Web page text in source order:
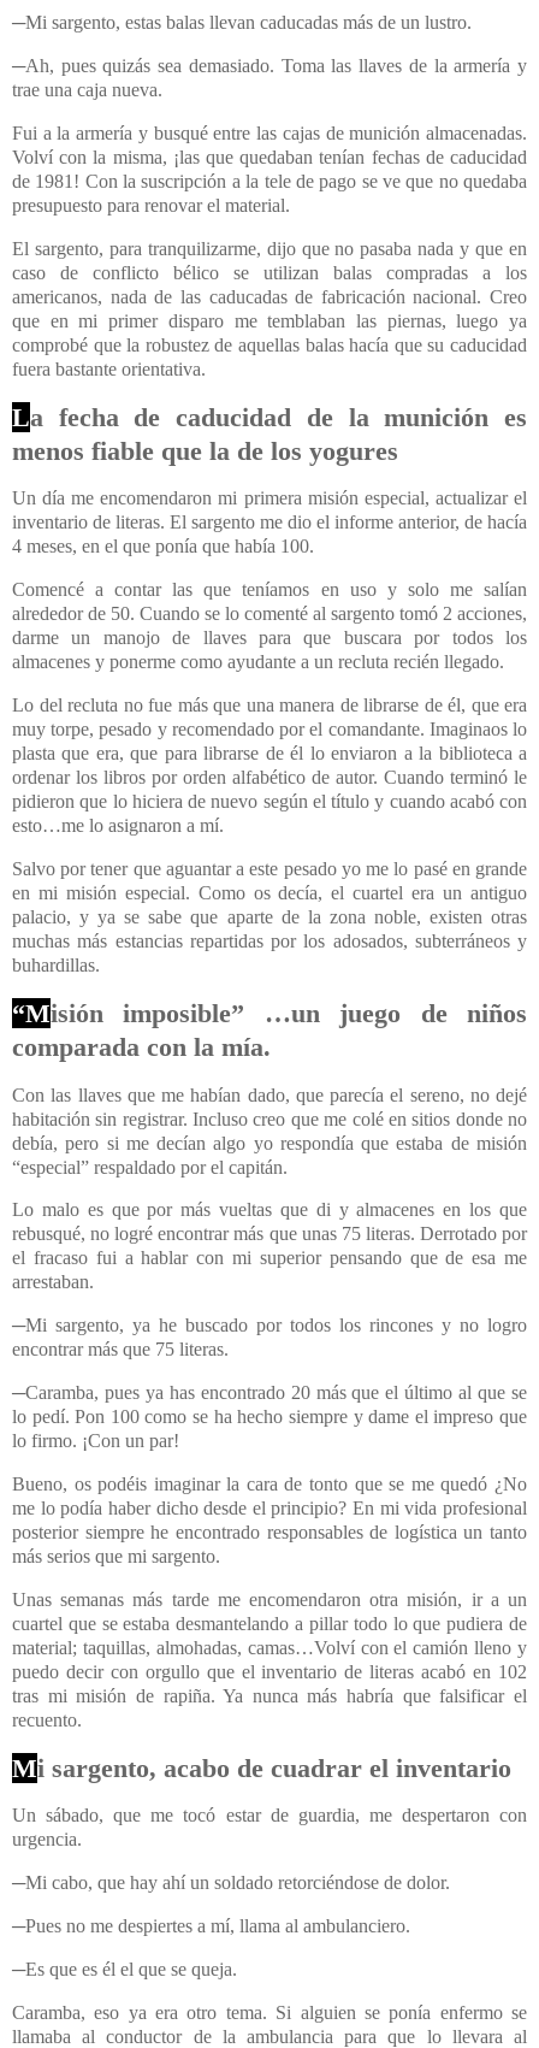
─Mi sargento, estas balas llevan caducadas más de un lustro.
─Ah, pues quizás sea demasiado. Toma las llaves de la armería y
trae una caja nueva.
Fui a la armería y busqué entre las cajas de munición almacenadas.
Volví con la misma, ¡las que quedaban tenían fechas de caducidad
de 1981! Con la suscripción a la tele de pago se ve que no quedaba
presupuesto para renovar el material.
El sargento, para tranquilizarme, dijo que no pasaba nada y que en
caso de conflicto bélico se utilizan balas compradas a los
americanos, nada de las caducadas de fabricación nacional. Creo
que en mi primer disparo me temblaban las piernas, luego ya
comprobé que la robustez de aquellas balas hacía que su caducidad
fuera bastante orientativa.
La fecha de caducidad de la munición es
menos fiable que la de los yogures
Un día me encomendaron mi primera misión especial, actualizar el
inventario de literas. El sargento me dio el informe anterior, de hacía
4 meses, en el que ponía que había 100.
Comencé a contar las que teníamos en uso y solo me salían
alrededor de 50. Cuando se lo comenté al sargento tomó 2 acciones,
darme un manojo de llaves para que buscara por todos los
almacenes y ponerme como ayudante a un recluta recién llegado.
Lo del recluta no fue más que una manera de librarse de él, que era
muy torpe, pesado y recomendado por el comandante. Imaginaos lo
plasta que era, que para librarse de él lo enviaron a la biblioteca a
ordenar los libros por orden alfabético de autor. Cuando terminó le
pidieron que lo hiciera de nuevo según el título y cuando acabó con
esto…me lo asignaron a mí.
Salvo por tener que aguantar a este pesado yo me lo pasé en grande
en mi misión especial. Como os decía, el cuartel era un antiguo
palacio, y ya se sabe que aparte de la zona noble, existen otras
muchas más estancias repartidas por los adosados, subterráneos y
buhardillas.
“Misión imposible” …un juego de niños
comparada con la mía.
Con las llaves que me habían dado, que parecía el sereno, no dejé
habitación sin registrar. Incluso creo que me colé en sitios donde no
debía, pero si me decían algo yo respondía que estaba de misión
“especial” respaldado por el capitán.
Lo malo es que por más vueltas que di y almacenes en los que
rebusqué, no logré encontrar más que unas 75 literas. Derrotado por
el fracaso fui a hablar con mi superior pensando que de esa me
arrestaban.
─Mi sargento, ya he buscado por todos los rincones y no logro
encontrar más que 75 literas.
─Caramba, pues ya has encontrado 20 más que el último al que se
lo pedí. Pon 100 como se ha hecho siempre y dame el impreso que
lo firmo. ¡Con un par!
Bueno, os podéis imaginar la cara de tonto que se me quedó ¿No
me lo podía haber dicho desde el principio? En mi vida profesional
posterior siempre he encontrado responsables de logística un tanto
más serios que mi sargento.
Unas semanas más tarde me encomendaron otra misión, ir a un
cuartel que se estaba desmantelando a pillar todo lo que pudiera de
material; taquillas, almohadas, camas…Volví con el camión lleno y
puedo decir con orgullo que el inventario de literas acabó en 102
tras mi misión de rapiña. Ya nunca más habría que falsificar el
recuento.
Mi sargento, acabo de cuadrar el inventario
Un sábado, que me tocó estar de guardia, me despertaron con
urgencia.
─Mi cabo, que hay ahí un soldado retorciéndose de dolor.
─Pues no me despiertes a mí, llama al ambulanciero.
─Es que es él el que se queja.
Caramba, eso ya era otro tema. Si alguien se ponía enfermo se
llamaba al conductor de la ambulancia para que lo llevara al